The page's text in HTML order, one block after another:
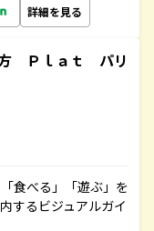
詳細を見る
Ｐｌａｔ パリ
食べる」「遊ぶ」を
するビジュアルガイ